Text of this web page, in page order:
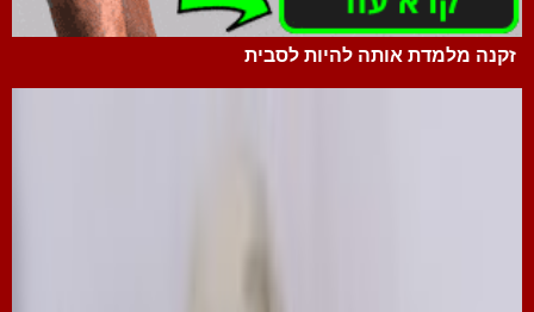
זקנה מלמדת אותה להיות לסבית